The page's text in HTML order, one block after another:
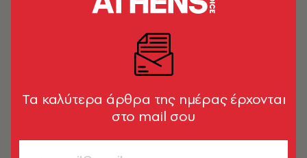
(Cristiano Ronaldo) είναι Πορτογάλος
ποδοσφαιριστής. Αγωνίζεται για τη Γιουβέντους
ΦΚ και την εθνική Πορτογαλίας.
ΟΛΑ ΤΑ ΑΡΘΡΑ ΤΟΥ TAG
ΚΡΙΣΤΙΑΝΟ ΡΟΝΑΛΝΤO
Tα καλύτερα άρθρα της ημέρας έρχονται
στο mail σου